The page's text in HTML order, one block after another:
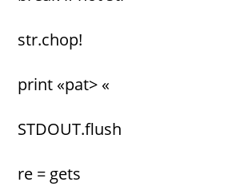
str.chop!
print «pat> «
STDOUT.flush
re = gets